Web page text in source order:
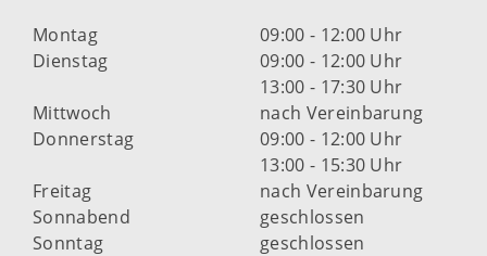
Montag
09:00 - 12:00 Uhr
Dienstag
09:00 - 12:00 Uhr
13:00 - 17:30 Uhr
Mittwoch
nach Vereinbarung
Donnerstag
09:00 - 12:00 Uhr
13:00 - 15:30 Uhr
Freitag
nach Vereinbarung
Sonnabend
geschlossen
Sonntag
geschlossen